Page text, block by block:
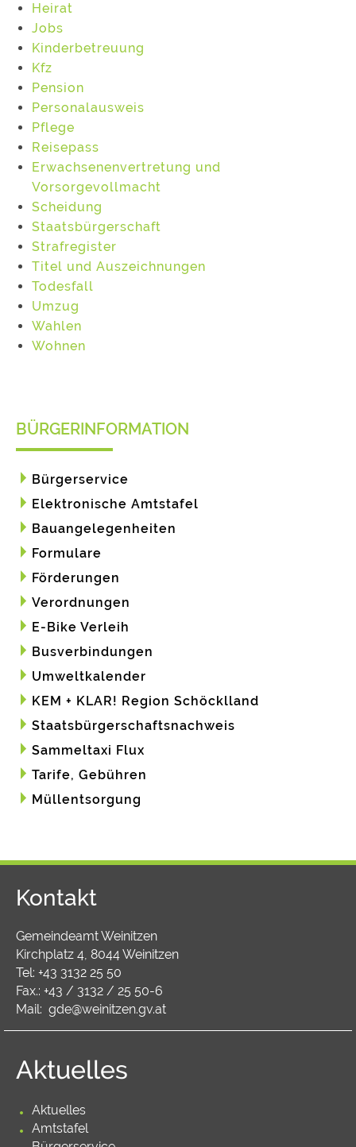
Heirat
Jobs
Kinderbetreuung
Kfz
Pension
Personalausweis
Pflege
Reisepass
Erwachsenenvertretung und
Vorsorgevollmacht
Scheidung
Staatsbürgerschaft
Strafregister
Titel und Auszeichnungen
Todesfall
Umzug
Wahlen
Wohnen
BÜRGERINFORMATION
Bürgerservice
Elektronische Amtstafel
Bauangelegenheiten
Formulare
Förderungen
Verordnungen
E-Bike Verleih
Busverbindungen
Umweltkalender
KEM + KLAR! Region Schöcklland
Staatsbürgerschaftsnachweis
Sammeltaxi Flux
Tarife, Gebühren
Müllentsorgung
Kontakt
Gemeindeamt Weinitzen
Kirchplatz 4, 8044 Weinitzen
Tel: +43 3132 25 50
Fax.: +43 / 3132 / 25 50-6
Mail: gde@weinitzen.gv.at
Aktuelles
Aktuelles
Amtstafel